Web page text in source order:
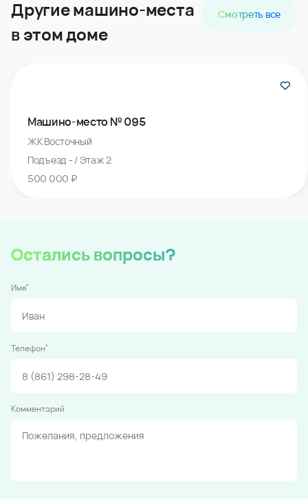
Другие машино-места
в этом доме
Смотреть все
Машино-место № 095
ЖК Восточный
Подъезд - / Этаж 2
500 000 ₽
Остались вопросы?
Имя*
Телефон*
Комментарий